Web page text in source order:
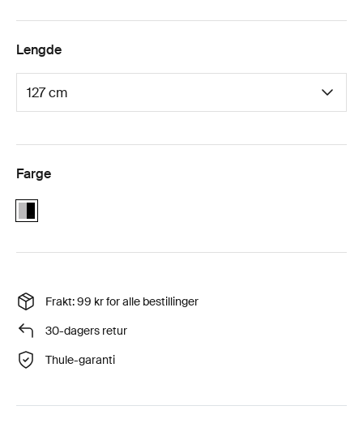
Lengde
Farge
Frakt: 99 kr for alle bestillinger
30-dagers retur
Thule-garanti